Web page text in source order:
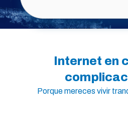
Internet en
Porque mereces vivir